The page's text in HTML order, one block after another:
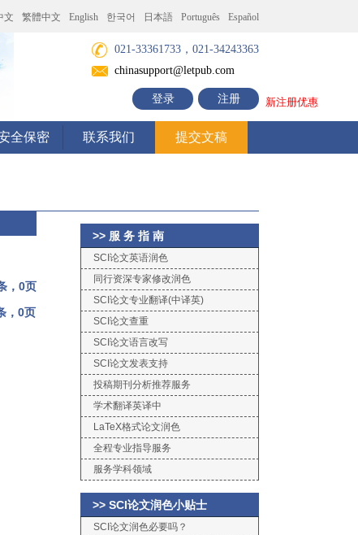
文 繁體中文 English 한국어 日本語 Português Español
021-33361733，021-34243363
chinasupport@letpub.com
登录 注册 新注册优惠
全保密 联系我们 提交文稿
，0页
，0页
>> 服 务 指 南
SCI论文英语润色
同行资深专家修改润色
SCI论文专业翻译(中译英)
SCI论文查重
SCI论文语言改写
SCI论文发表支持
投稿期刊分析推荐服务
学术翻译英译中
LaTeX格式论文润色
全程专业指导服务
服务学科领域
>> SCI论文润色小贴士
SCI论文润色必要吗？